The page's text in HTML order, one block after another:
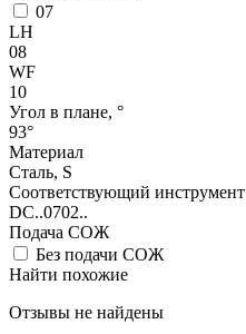
07
LH
08
WF
10
Угол в плане, °
93°
Материал
Сталь, S
Соответствующий инструмент
DC..0702..
Подача СОЖ
Без подачи СОЖ
Найти похожие
Отзывы не найдены